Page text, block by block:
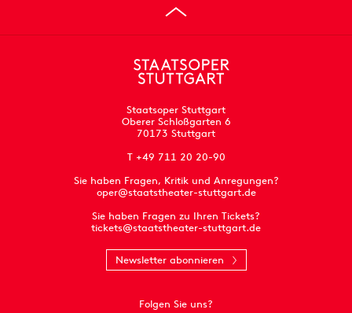
Staatsoper Stuttgart
Oberer Schloßgarten 6
70173 Stuttgart
T +49 711 20 20-90
Sie haben Fragen, Kritik und Anregungen?
oper@staatstheater-stuttgart.de
Sie haben Fragen zu Ihren Tickets?
tickets@staatstheater-stuttgart.de
Newsletter abonnieren
Folgen Sie uns?